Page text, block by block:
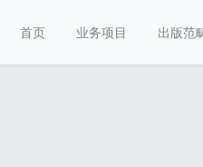
首页 业务项目 出版范